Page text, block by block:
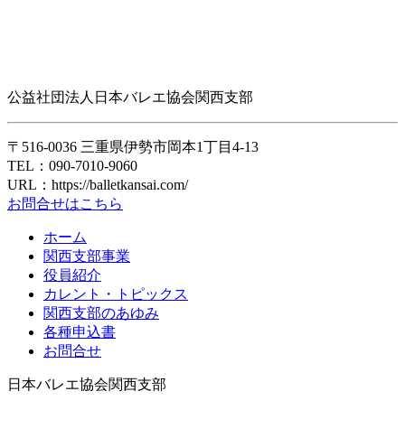
公益社団法人日本バレエ協会関西支部
〒516-0036 三重県伊勢市岡本1丁目4-13
TEL：090-7010-9060
URL：https://balletkansai.com/
お問合せはこちら
ホーム
関西支部事業
役員紹介
カレント・トピックス
関西支部のあゆみ
各種申込書
お問合せ
日本バレエ協会関西支部